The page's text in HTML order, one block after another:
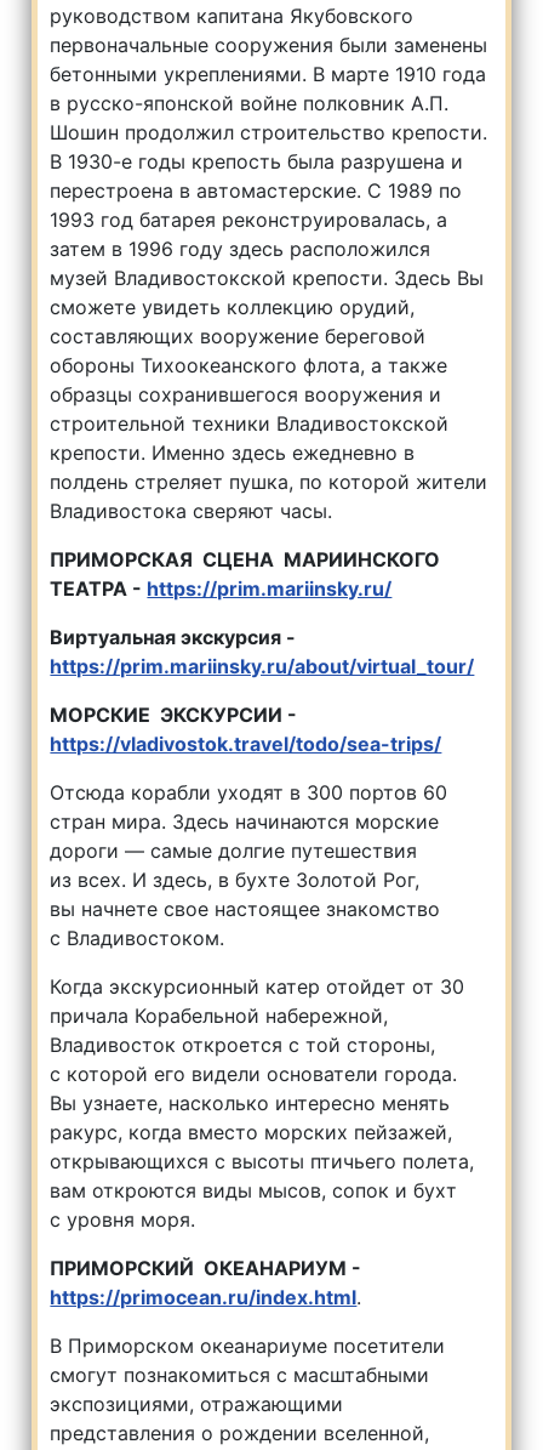
руководством капитана Якубовского
первоначальные сооружения были заменены
бетонными укреплениями. В марте 1910 года
в русско-японской войне полковник А.П.
Шошин продолжил строительство крепости.
В 1930-е годы крепость была разрушена и
перестроена в автомастерские. С 1989 по
1993 год батарея реконструировалась, а
затем в 1996 году здесь расположился
музей Владивостокской крепости. Здесь Вы
сможете увидеть коллекцию орудий,
составляющих вооружение береговой
обороны Тихоокеанского флота, а также
образцы сохранившегося вооружения и
строительной техники Владивостокской
крепости. Именно здесь ежедневно в
полдень стреляет пушка, по которой жители
Владивостока сверяют часы.
ПРИМОРСКАЯ СЦЕНА МАРИИНСКОГО
ТЕАТРА - https://prim.mariinsky.ru/
Виртуальная экскурсия -
https://prim.mariinsky.ru/about/virtual_tour/
МОРСКИЕ ЭКСКУРСИИ -
https://vladivostok.travel/todo/sea-trips/
Отсюда корабли уходят в 300 портов 60
стран мира. Здесь начинаются морские
дороги — самые долгие путешествия
из всех. И здесь, в бухте Золотой Рог,
вы начнете свое настоящее знакомство
с Владивостоком.
Когда экскурсионный катер отойдет от 30
причала Корабельной набережной,
Владивосток откроется с той стороны,
с которой его видели основатели города.
Вы узнаете, насколько интересно менять
ракурс, когда вместо морских пейзажей,
открывающихся с высоты птичьего полета,
вам откроются виды мысов, сопок и бухт
с уровня моря.
ПРИМОРСКИЙ ОКЕАНАРИУМ -
https://primocean.ru/index.html.
В Приморском океанариуме посетители
смогут познакомиться с масштабными
экспозициями, отражающими
представления о рождении вселенной,